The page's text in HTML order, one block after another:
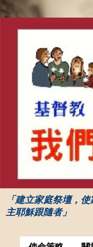
「建立家庭祭壇，
主耶穌跟隨者」